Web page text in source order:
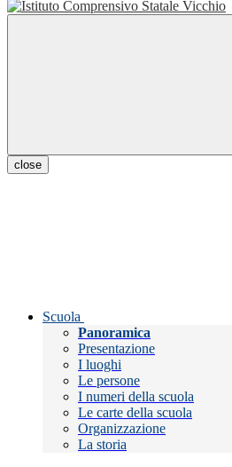
close
Scuola
Panoramica
Presentazione
I luoghi
Le persone
I numeri della scuola
Le carte della scuola
Organizzazione
La storia